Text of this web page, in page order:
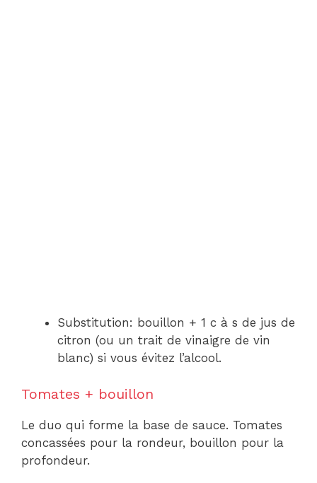
Substitution: bouillon + 1 c à s de jus de
citron (ou un trait de vinaigre de vin
blanc) si vous évitez l’alcool.
Tomates + bouillon
Le duo qui forme la base de sauce. Tomates
concassées pour la rondeur, bouillon pour la
profondeur.